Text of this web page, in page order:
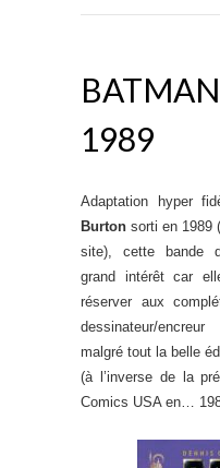
1989
Adaptation hyper
Burton sorti en 1989
site), cette bande
grand intérêt car
réserver aux
dessinateur/encreur
malgré tout la belle
(à l’inverse de la
Comics USA en…